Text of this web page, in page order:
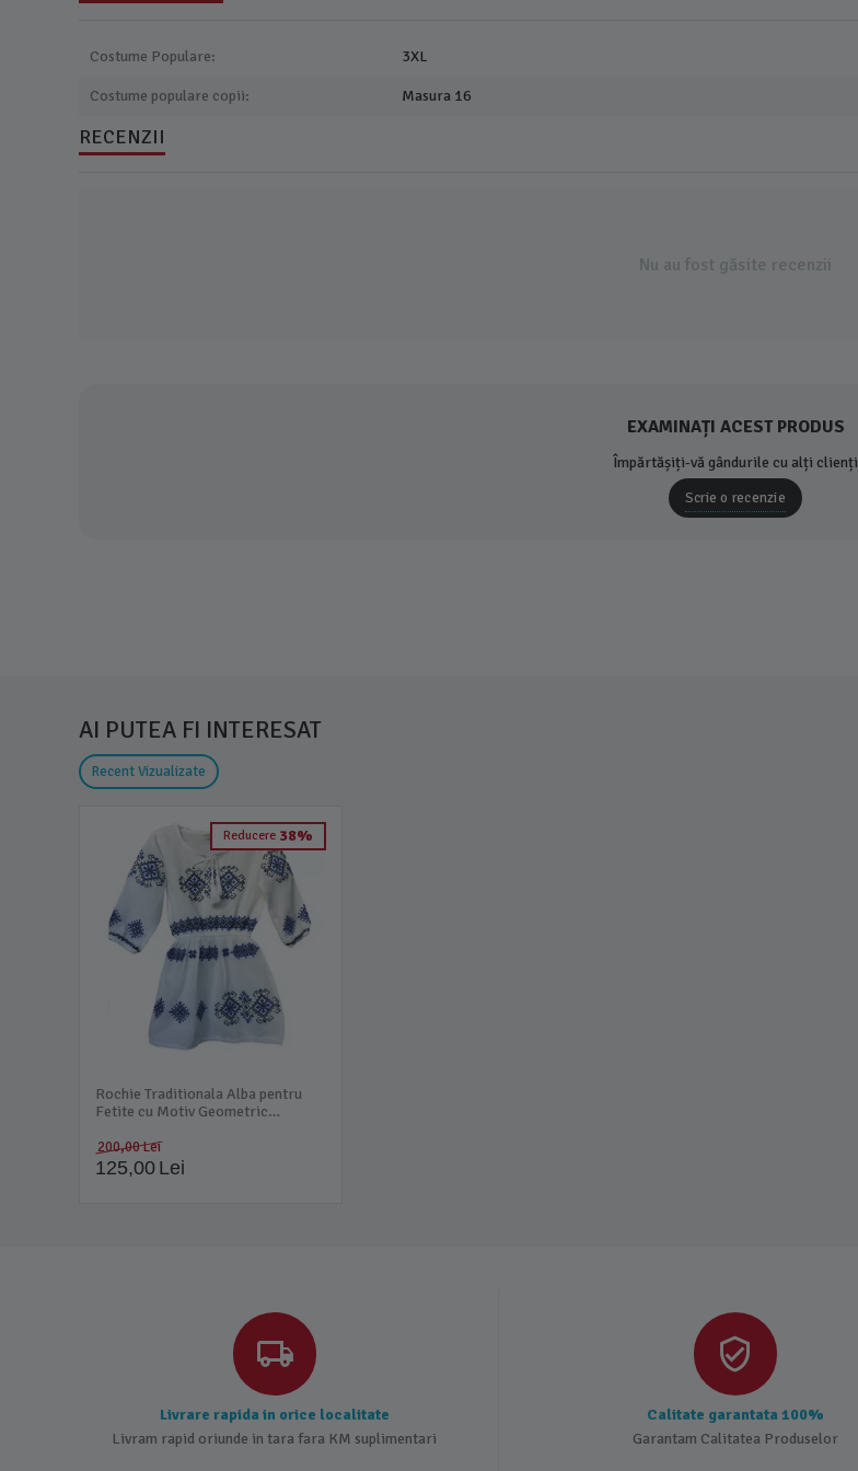
Costume Populare: 3XL
Costume populare copii: Masura 16
RECENZII
Nu au fost găsite recenzii
EXAMINAȚI ACEST PRODUS
Împărtășiți-vă gândurile cu alți clienți
Scrie o recenzie
AI PUTEA FI INTERESAT
Recent Vizualizate
Reducere 38%
Rochie Traditionala Alba pentru
Fetite cu Motiv Geometric
200,00Lei
125,00 Lei
Livrare rapida in orice localitate
Livram rapid oriunde in tara fara KM suplimentari
Calitate garantata 100%
Garantam Calitatea Produselor